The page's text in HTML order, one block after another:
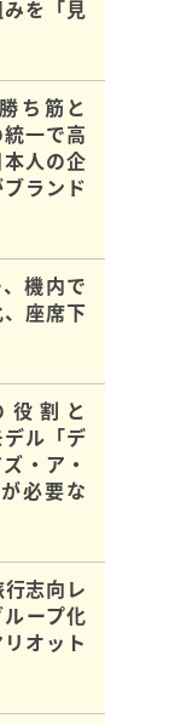
を「見
ち筋と
一で高
人の企
ランド
機内で
座席下
役割と
ル「デ
・ア・
必要な
志向レ
ープ化
オット